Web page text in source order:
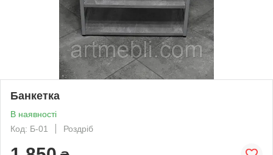
Банкетка
В наявності
Код: Б-01
Роздріб